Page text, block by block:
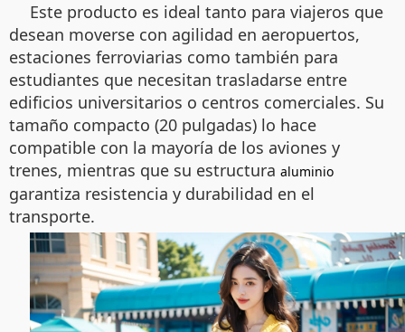
Este producto es ideal tanto para viajeros que
desean moverse con agilidad en aeropuertos,
estaciones ferroviarias como también para
estudiantes que necesitan trasladarse entre
edificios universitarios o centros comerciales. Su
tamaño compacto (20 pulgadas) lo hace
compatible con la mayoría de los aviones y
trenes, mientras que su estructura aluminio
garantiza resistencia y durabilidad en el
transporte.